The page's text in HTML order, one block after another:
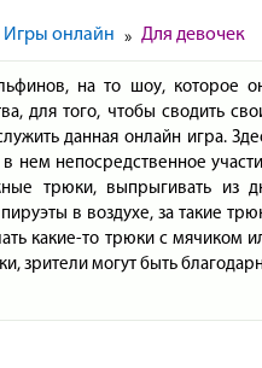
Игры онлайн » Для девочек
на то шоу, которое
для того, чтобы сводить
данная онлайн игра.
нем непосредственное
трюки, выпрыгивать из
в воздухе, за такие
какие-то трюки с мячиком
зрители могут быть